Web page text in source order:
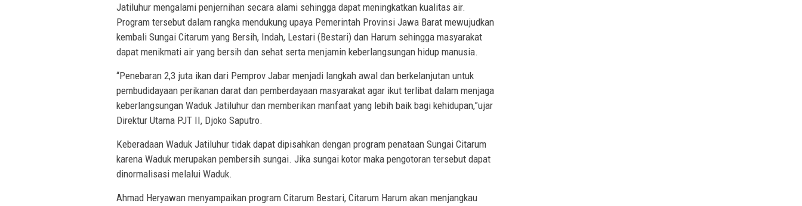
Jatiluhur mengalami penjernihan secara alami sehingga dapat meningkatkan kualitas air.
Program tersebut dalam rangka mendukung upaya Pemerintah Provinsi Jawa Barat mewujudkan
kembali Sungai Citarum yang Bersih, Indah, Lestari (Bestari) dan Harum sehingga masyarakat
dapat menikmati air yang bersih dan sehat serta menjamin keberlangsungan hidup manusia.
“Penebaran 2,3 juta ikan dari Pemprov Jabar menjadi langkah awal dan berkelanjutan untuk
pembudidayaan perikanan darat dan pemberdayaan masyarakat agar ikut terlibat dalam menjaga
keberlangsungan Waduk Jatiluhur dan memberikan manfaat yang lebih baik bagi kehidupan,”ujar
Direktur Utama PJT II, Djoko Saputro.
Keberadaan Waduk Jatiluhur tidak dapat dipisahkan dengan program penataan Sungai Citarum
karena Waduk merupakan pembersih sungai. Jika sungai kotor maka pengotoran tersebut dapat
dinormalisasi melalui Waduk.
Ahmad Heryawan menyampaikan program Citarum Bestari, Citarum Harum akan menjangkau